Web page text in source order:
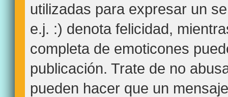
utilizadas para expresar un
e.j. :) denota felicidad,
completa de emoticones
publicación. Trate de no
pueden hacer que un